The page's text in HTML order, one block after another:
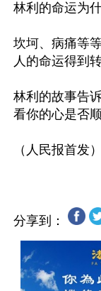
林利的命运为
坎坷、病痛等
人的命运得到
林利的故事告
看你的心是否
分享到：